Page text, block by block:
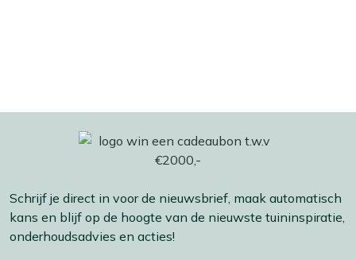
Schrijf je direct in voor de nieuwsbrief, maak automatisch
kans en blijf op de hoogte van de nieuwste tuininspiratie,
onderhoudsadvies en acties!